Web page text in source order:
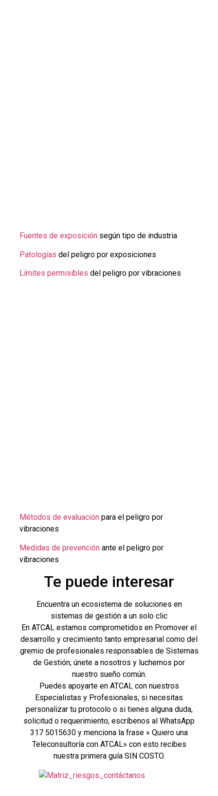
Fuentes de exposición según tipo de industria
Patologías del peligro por exposiciones
Límites permisibles del peligro por vibraciones
Métodos de evaluación para el peligro por
vibraciones
Medidas de prevención ante el peligro por
vibraciones
Te puede interesar
Encuentra un ecosistema de soluciones en
sistemas de gestión a un solo clic
En ATCAL estamos comprometidos en Promover el
desarrollo y crecimiento tanto empresarial como del
gremio de profesionales responsables de Sistemas
de Gestión; únete a nosotros y luchemos por
nuestro sueño común.
Puedes apoyarte en ATCAL con nuestros
Especialistas y Profesionales, si necesitas
personalizar tu protocolo o si tienes alguna duda,
solicitud o requerimiento; escríbenos al WhatsApp
317 5015630 y menciona la frase » Quiero una
Teleconsultoría con ATCAL» con esto recibes
nuestra primera guía SIN COSTO.